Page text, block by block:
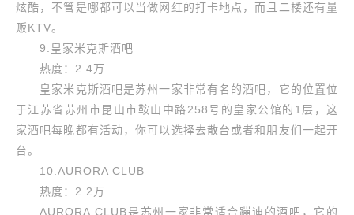
炫酷，不管是哪都可以当做网红的打卡地点，而且二楼还有量
贩KTV。
9.皇家米克斯酒吧
热度：2.4万
皇家米克斯酒吧是苏州一家非常有名的酒吧，它的位置位
于江苏省苏州市昆山市鞍山中路258号的皇家公馆的1层，这
家酒吧每晚都有活动，你可以选择去散台或者和朋友们一起开
台。
10.AURORA CLUB
热度：2.2万
AURORA CLUB是苏州一家非常适合蹦迪的酒吧，它的